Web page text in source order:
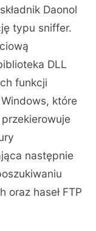
Daonol
typu sniffer.
DLL
funkcji
które
następnie
haseł FTP